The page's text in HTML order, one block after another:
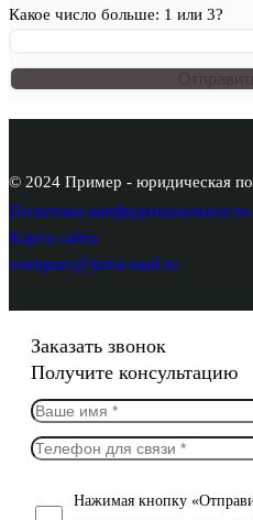
Какое число больше: 1 или 3?
© 2024 Пример - юридическая
Политика конфиденциальности
Карта сайта
voenprav@jurist-mail.ru
Заказать звонок
Получите консультацию
Нажимая кнопку